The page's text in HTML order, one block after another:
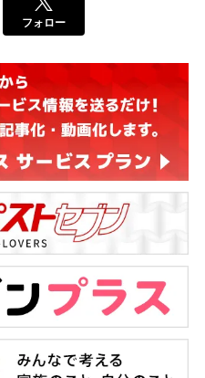
フォロー